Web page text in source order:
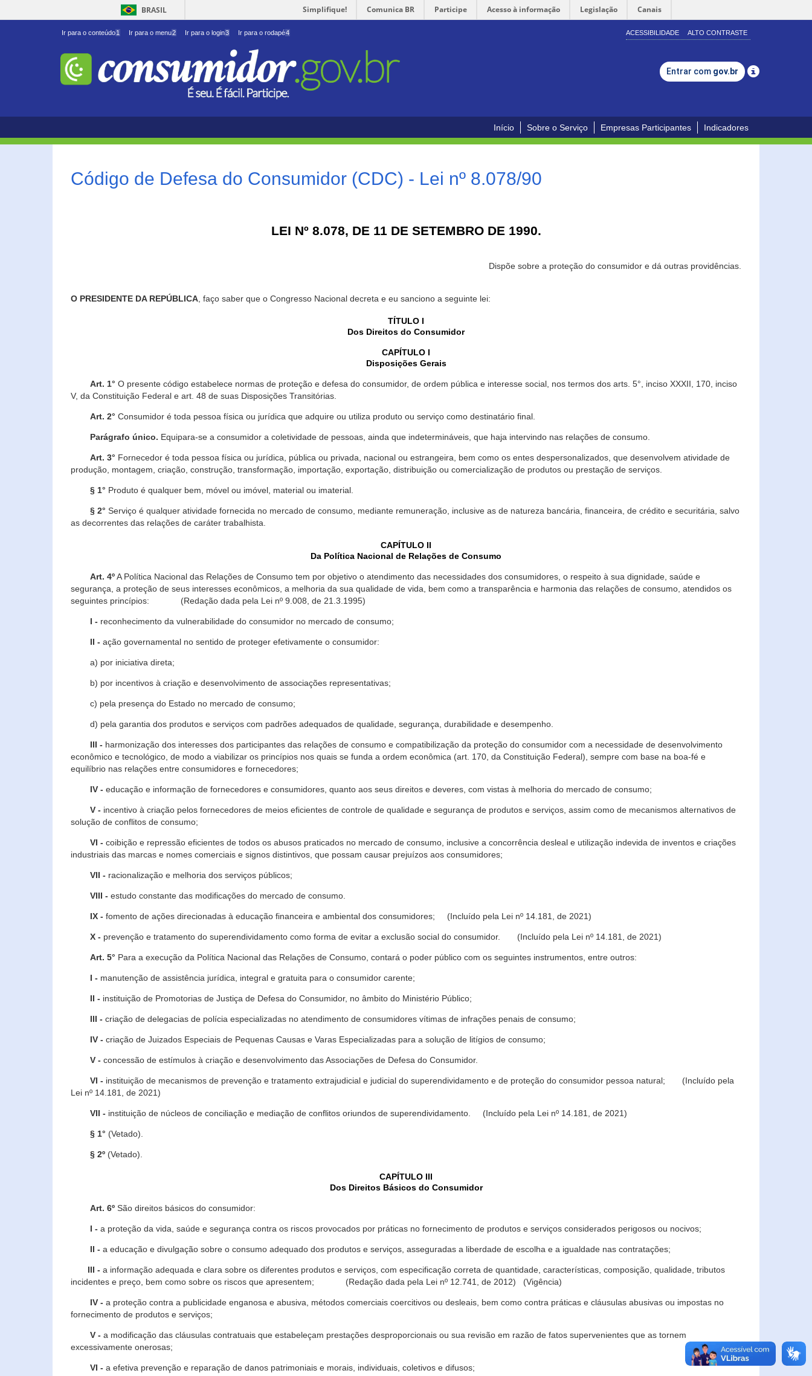
BRASIL Simplifique! Comunica BR Participe Acesso à informação Legislação Canais
Ir para o conteúdo1 Ir para o menu2 Ir para o login3 Ir para o rodapé4 ACESSIBILIDADE ALTO CONTRASTE
Entrar com gov.br
Início Sobre o Serviço Empresas Participantes Indicadores
Código de Defesa do Consumidor (CDC) - Lei nº 8.078/90
LEI Nº 8.078, DE 11 DE SETEMBRO DE 1990.
Dispõe sobre a proteção do consumidor e dá outras providências.
O PRESIDENTE DA REPÚBLICA, faço saber que o Congresso Nacional decreta e eu sanciono a seguinte lei:
TÍTULO I
Dos Direitos do Consumidor
CAPÍTULO I
Disposições Gerais
Art. 1° O presente código estabelece normas de proteção e defesa do consumidor, de ordem pública e interesse social, nos termos dos arts. 5°, inciso XXXII, 170, inciso
V, da Constituição Federal e art. 48 de suas Disposições Transitórias.
Art. 2° Consumidor é toda pessoa física ou jurídica que adquire ou utiliza produto ou serviço como destinatário final.
Parágrafo único. Equipara-se a consumidor a coletividade de pessoas, ainda que indetermináveis, que haja intervindo nas relações de consumo.
Art. 3° Fornecedor é toda pessoa física ou jurídica, pública ou privada, nacional ou estrangeira, bem como os entes despersonalizados, que desenvolvem atividade de
produção, montagem, criação, construção, transformação, importação, exportação, distribuição ou comercialização de produtos ou prestação de serviços.
§ 1° Produto é qualquer bem, móvel ou imóvel, material ou imaterial.
§ 2° Serviço é qualquer atividade fornecida no mercado de consumo, mediante remuneração, inclusive as de natureza bancária, financeira, de crédito e securitária, salvo
as decorrentes das relações de caráter trabalhista.
CAPÍTULO II
Da Política Nacional de Relações de Consumo
Art. 4ºA Política Nacional das Relações de Consumo tem por objetivo o atendimento das necessidades dos consumidores, o respeito à sua dignidade, saúde e
segurança, a proteção de seus interesses econômicos, a melhoria da sua qualidade de vida, bem como a transparência e harmonia das relações de consumo, atendidos os
seguintes princípios: (Redação dada pela Lei nº 9.008, de 21.3.1995)
I - reconhecimento da vulnerabilidade do consumidor no mercado de consumo;
II - ação governamental no sentido de proteger efetivamente o consumidor:
a) por iniciativa direta;
b) por incentivos à criação e desenvolvimento de associações representativas;
c) pela presença do Estado no mercado de consumo;
d) pela garantia dos produtos e serviços com padrões adequados de qualidade, segurança, durabilidade e desempenho.
III - harmonização dos interesses dos participantes das relações de consumo e compatibilização da proteção do consumidor com a necessidade de desenvolvimento
econômico e tecnológico, de modo a viabilizar os princípios nos quais se funda a ordem econômica (art. 170, da Constituição Federal), sempre com base na boa-fé e
equilíbrio nas relações entre consumidores e fornecedores;
IV - educação e informação de fornecedores e consumidores, quanto aos seus direitos e deveres, com vistas à melhoria do mercado de consumo;
V - incentivo à criação pelos fornecedores de meios eficientes de controle de qualidade e segurança de produtos e serviços, assim como de mecanismos alternativos de
solução de conflitos de consumo;
VI - coibição e repressão eficientes de todos os abusos praticados no mercado de consumo, inclusive a concorrência desleal e utilização indevida de inventos e criações
industriais das marcas e nomes comerciais e signos distintivos, que possam causar prejuízos aos consumidores;
VII - racionalização e melhoria dos serviços públicos;
VIII - estudo constante das modificações do mercado de consumo.
IX - fomento de ações direcionadas à educação financeira e ambiental dos consumidores; (Incluído pela Lei nº 14.181, de 2021)
X - prevenção e tratamento do superendividamento como forma de evitar a exclusão social do consumidor. (Incluído pela Lei nº 14.181, de 2021)
Art. 5° Para a execução da Política Nacional das Relações de Consumo, contará o poder público com os seguintes instrumentos, entre outros:
I - manutenção de assistência jurídica, integral e gratuita para o consumidor carente;
II - instituição de Promotorias de Justiça de Defesa do Consumidor, no âmbito do Ministério Público;
III - criação de delegacias de polícia especializadas no atendimento de consumidores vítimas de infrações penais de consumo;
IV - criação de Juizados Especiais de Pequenas Causas e Varas Especializadas para a solução de litígios de consumo;
V - concessão de estímulos à criação e desenvolvimento das Associações de Defesa do Consumidor.
VI - instituição de mecanismos de prevenção e tratamento extrajudicial e judicial do superendividamento e de proteção do consumidor pessoa natural; (Incluído pela
Lei nº 14.181, de 2021)
VII - instituição de núcleos de conciliação e mediação de conflitos oriundos de superendividamento. (Incluído pela Lei nº 14.181, de 2021)
§ 1° (Vetado).
§ 2º (Vetado).
CAPÍTULO III
Dos Direitos Básicos do Consumidor
Art. 6º São direitos básicos do consumidor:
I - a proteção da vida, saúde e segurança contra os riscos provocados por práticas no fornecimento de produtos e serviços considerados perigosos ou nocivos;
II - a educação e divulgação sobre o consumo adequado dos produtos e serviços, asseguradas a liberdade de escolha e a igualdade nas contratações;
III - a informação adequada e clara sobre os diferentes produtos e serviços, com especificação correta de quantidade, características, composição, qualidade, tributos
incidentes e preço, bem como sobre os riscos que apresentem; (Redação dada pela Lei nº 12.741, de 2012) (Vigência)
IV - a proteção contra a publicidade enganosa e abusiva, métodos comerciais coercitivos ou desleais, bem como contra práticas e cláusulas abusivas ou impostas no
fornecimento de produtos e serviços;
V - a modificação das cláusulas contratuais que estabeleçam prestações desproporcionais ou sua revisão em razão de fatos supervenientes que as tornem
excessivamente onerosas;
VI - a efetiva prevenção e reparação de danos patrimoniais e morais, individuais, coletivos e difusos;